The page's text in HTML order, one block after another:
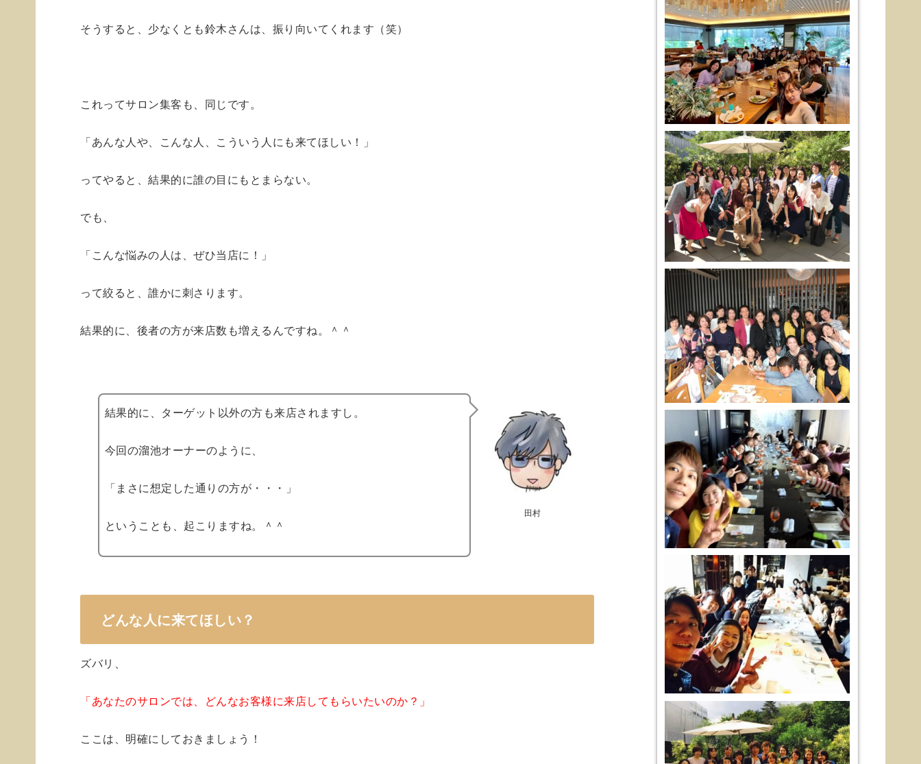
そうすると、少なくとも鈴木さんは、振り向いてくれます（笑）
これってサロン集客も、同じです。
「あんな人や、こんな人、こういう人にも来てほしい！」
ってやると、結果的に誰の目にもとまらない。
でも、
「こんな悩みの人は、ぜひ当店に！」
って絞ると、誰かに刺さります。
結果的に、後者の方が来店数も増えるんですね。＾＾
田村
結果的に、ターゲット以外の方も来店されますし。
今回の溜池オーナーのように、
「まさに想定した通りの方が・・・」
ということも、起こりますね。＾＾
どんな人に来てほしい？
ズバリ、
「あなたのサロンでは、どんなお客様に来店してもらいたいのか？」
ここは、明確にしておきましょう！